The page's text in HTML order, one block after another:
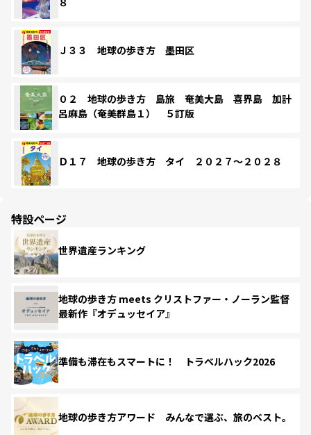
Ｊ３３ 地球の歩き方 墨田区
０２ 地球の歩き方 島旅 奄美大島 喜界島 加計
呂麻島（奄美群島１） ５訂版
Ｄ１７ 地球の歩き方 タイ ２０２７～２０２８
特設ページ
世界遺産ランキング
地球の歩き方 meets クリストファー・ノーラン監督
最新作『オデュッセイア』
準備も滞在もスマートに！ トラベルハック2026
地球の歩き方アワード みんなで選ぶ、旅のベスト。